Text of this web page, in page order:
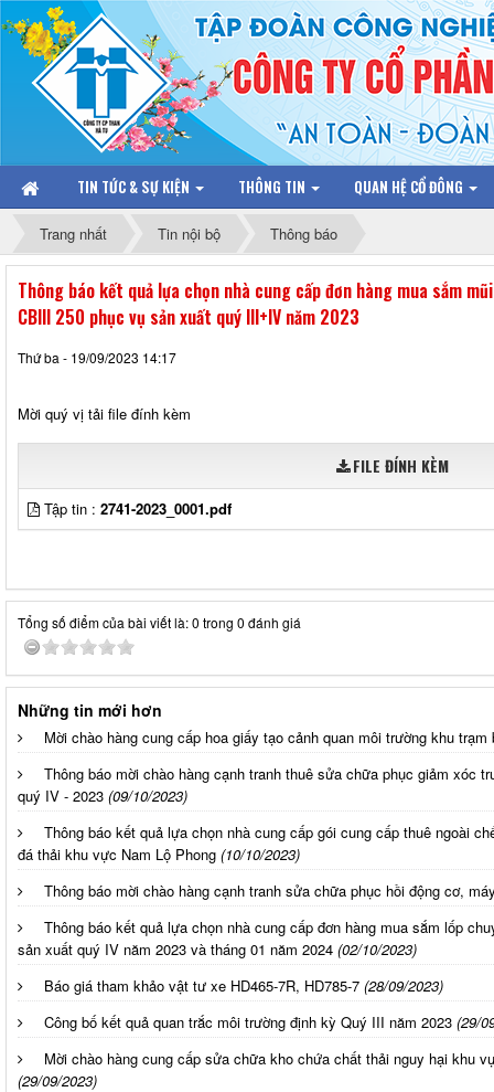
TIN TỨC & SỰ KIỆN THÔNG TIN QUAN HỆ CỔ ĐÔNG
Trang nhất Tin nội bộ Thông báo
Thông báo kết quả lựa chọn nhà cung cấp đơn hàng mua sắm
CBIII 250 phục vụ sản xuất quý III+IV năm 2023
Thứ ba - 19/09/2023 14:17
Mời quý vị tải file đính kèm
FILE ĐÍNH KÈM
Tập tin : 2741-2023_0001.pdf
Tổng số điểm của bài viết là: 0 trong 0 đánh giá
Những tin mới hơn
Mời chào hàng cung cấp hoa giấy tạo cảnh quan môi trường khu trạm
Thông báo mời chào hàng cạnh tranh thuê sửa chữa phục giảm xóc
quý IV - 2023 (09/10/2023)
Thông báo kết quả lựa chọn nhà cung cấp gói cung cấp thuê ngoài
đá thải khu vực Nam Lộ Phong (10/10/2023)
Thông báo mời chào hàng cạnh tranh sửa chữa phục hồi động cơ,
Thông báo kết quả lựa chọn nhà cung cấp đơn hàng mua sắm lốp
sản xuất quý IV năm 2023 và tháng 01 năm 2024 (02/10/2023)
Báo giá tham khảo vật tư xe HD465-7R, HD785-7 (28/09/2023)
Công bố kết quả quan trắc môi trường định kỳ Quý III năm 2023 (29/
Mời chào hàng cung cấp sửa chữa kho chứa chất thải nguy hại khu
(29/09/2023)